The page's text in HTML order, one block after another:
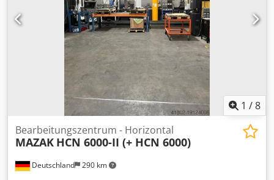
Taster, Werkzeugbruchkontrolle mech., MMS, Blasluft
durch Spindelmitte, Ölnebelabsaugung el., el. Handrad,
TRANSMIT Funktion, Genauigkeitspaket, BA 4,
Verbundglasscheibe re. Türe, incl. FASTEMS FPC 1000
Palettenbahnhof für insgesamt 14 Paletten incl. Rüstplatz,
Regalbediengerät, Leitrechner und 10 Paletten ca. 98.500
Betriebsstunden Hauptschalter EIN ca. 45.500
Spindelstunden *
1 /8
Deutschland 290 km
Bearbeitungszentrum - Horizontal
MAZAK HCN 6000-II (+ HCN 6000)